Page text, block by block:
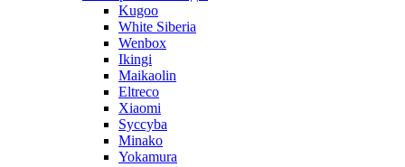
Kugoo
White Siberia
Wenbox
Ikingi
Maikaolin
Eltreco
Xiaomi
Syccyba
Minako
Yokamura